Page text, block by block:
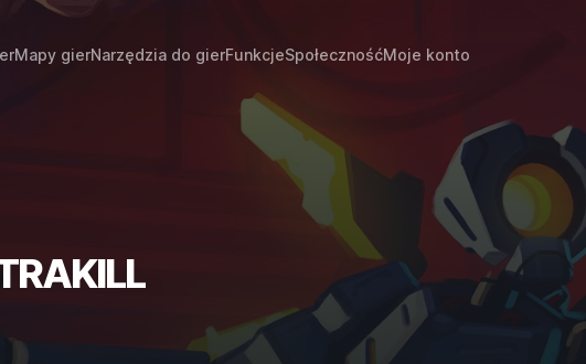
Mapy gierNarzędzia do gierFunkcjeSpołecznośćMoje konto